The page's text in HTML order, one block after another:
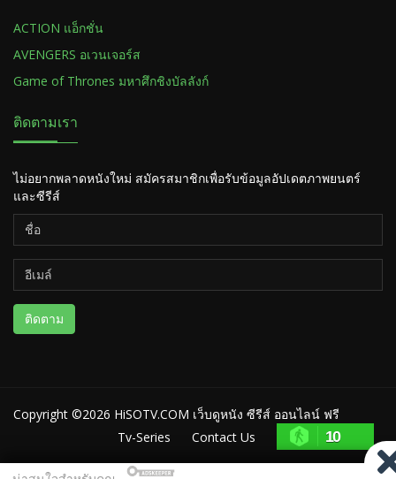
ACTION แอ็กชั่น
AVENGERS อเวนเจอร์ส
Game of Thrones มหาศึกชิงบัลลังก์
ติดตามเรา
ไม่อยากพลาดหนังใหม่ สมัครสมาชิกเพื่อรับข้อมูลอัปเดตภาพยนตร์
และซีรีส์
ติดตาม
Copyright ©2026 HiSOTV.COM เว็บดูหนัง ซีรีส์ ออนไลน์ ฟรี
Tv-Series
Contact Us 10